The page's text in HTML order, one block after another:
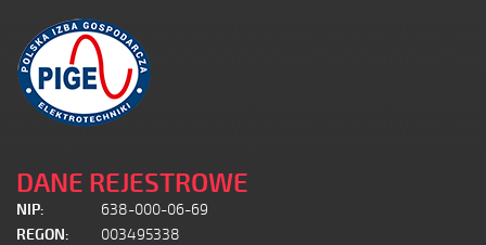
DANE REJESTROWE
NIP:
638-000-06-69
REGON:
003495338